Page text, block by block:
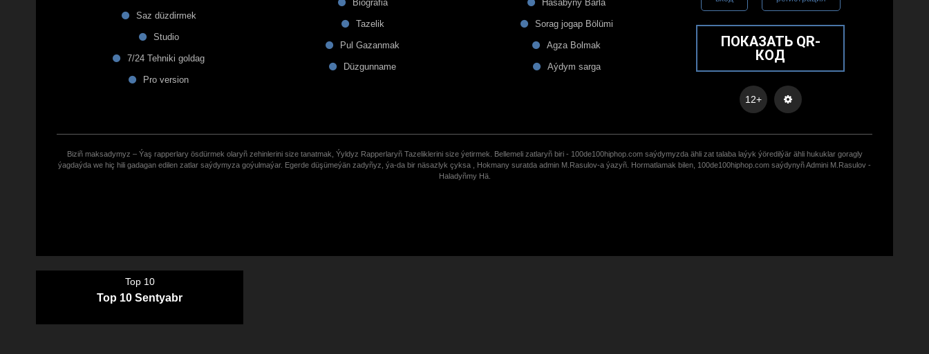
Saz düzdirmek
Studio
7/24 Tehniki goldag
Pro version
Biografia
Tazelik
Pul Gazanmak
Düzgunname
Hasabyny Barla
Sorag jogap Bölümi
Agza Bolmak
Aýdym sarga
ПОКАЗАТЬ QR-
КОД
12+
Biziñ maksadymyz – Ýaş rapperlary ösdürmek olaryñ zehinlerini size tanatmak, Ýyldyz Rapperlaryñ Tazeliklerini size ýetirmek. Bellemeli zatlaryñ biri - 100de100hiphop.com saýdymyzda ähli zat talaba laýyk ýöredilýär ähli hukuklar goragly
ýagdaýda we hiç hili gadagan edilen zatlar saýdymyza goýulmaýar. Egerde düşümeýän zadyñyz, ýa-da bir näsazlyk çyksa , Hokmany suratda admin M.Rasulov-a ýazyñ. Hormatlamak bilen, 100de100hiphop.com saýdynyñ Admini M.Rasulov -
Haladyñmy Hä.
Top 10
Top 10 Sentyabr